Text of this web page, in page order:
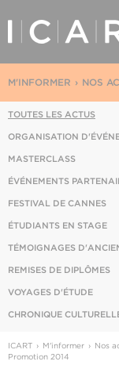
NOS
M'INFORMER
TOUTES LES ACTUS
ORGANISATION
MASTERCLASS
ÉVÉNEMENTS
FESTIVAL DE CANNES
ÉTUDIANTS EN STAGE
TÉMOIGNAGES
REMISES DE DIPLÔMES
VOYAGES D'ÉTUDE
CHRONIQUE
ICART M'informer Nos
Promotion 2014